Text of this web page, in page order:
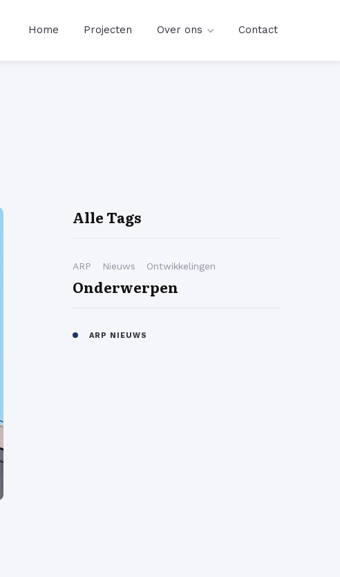
Home Projecten Over ons Contact
Alle Tags
ARP Nieuws Ontwikkelingen
Onderwerpen
ARP NIEUWS